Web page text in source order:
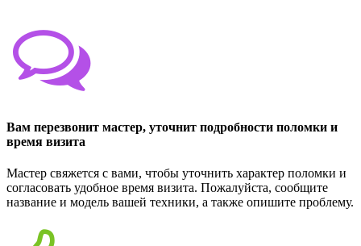
Вам перезвонит мастер, уточнит подробности поломки и
время визита
Мастер свяжется с вами, чтобы уточнить характер поломки и
согласовать удобное время визита. Пожалуйста, сообщите
название и модель вашей техники, а также опишите проблему.